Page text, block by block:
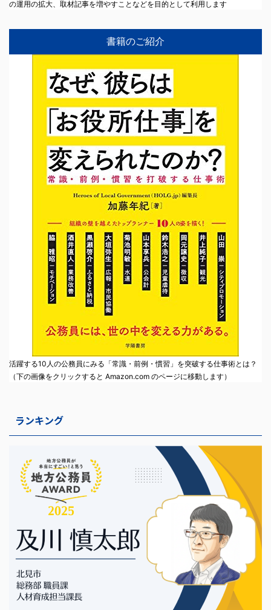
の運用の拡大、取材記事を増やすことなどを目的として利用します
書籍のご紹介
活躍する10人の公務員にみる「常識・前例・慣習」を突破する仕事術とは？
（下の画像をクリックすると Amazon.com のページに移動します）
ランキング